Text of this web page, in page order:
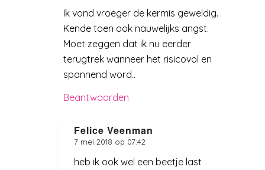
Ik vond vroeger de kermis geweldig.
Kende toen ook nauwelijks angst.
Moet zeggen dat ik nu eerder
terugtrek wanneer het risicovol en
spannend word..
Beantwoorden
Felice Veenman
zegt:
7 mei 2018 op 07:42
heb ik ook wel een beetje last